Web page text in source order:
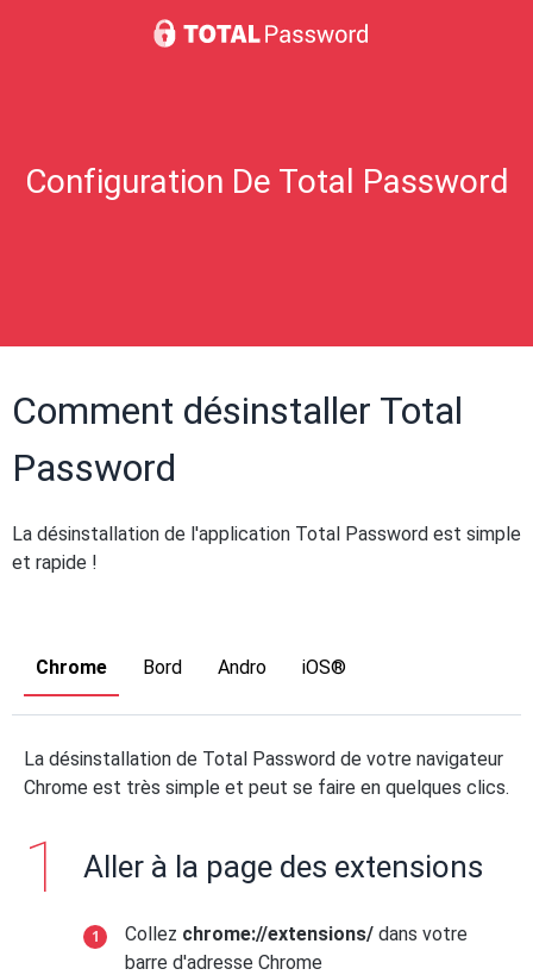
Configuration De Total Password
Comment désinstaller Total
Password
La désinstallation de l'application Total Password est simple
et rapide !
Chrome Bord Andro iOS®
La désinstallation de Total Password de votre navigateur
Chrome est très simple et peut se faire en quelques clics.
Aller à la page des extensions
Collez chrome://extensions/ dans votre
barre d'adresse Chrome